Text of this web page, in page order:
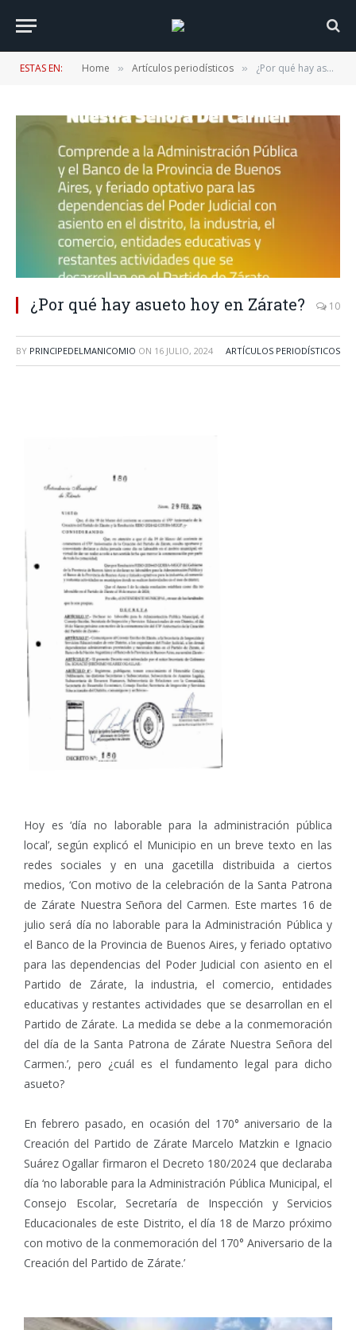
ESTAS EN: Home » Artículos periodísticos » ¿Por qué hay asueto hoy en Zárate?
¿Por qué hay asueto hoy en Zárate? 10
BY PRINCIPEDELMANICOMIO ON 16 JULIO, 2024 ARTÍCULOS PERIODÍSTICOS
Hoy es ‘día no laborable para la administración pública
local’, según explicó el Municipio en un breve texto en las
redes sociales y en una gacetilla distribuida a ciertos
medios, ‘Con motivo de la celebración de la Santa Patrona
de Zárate Nuestra Señora del Carmen. Este martes 16 de
julio será día no laborable para la Administración Pública y
el Banco de la Provincia de Buenos Aires, y feriado optativo
para las dependencias del Poder Judicial con asiento en el
Partido de Zárate, la industria, el comercio, entidades
educativas y restantes actividades que se desarrollan en el
Partido de Zárate. La medida se debe a la conmemoración
del día de la Santa Patrona de Zárate Nuestra Señora del
Carmen.’, pero ¿cuál es el fundamento legal para dicho
asueto?
En febrero pasado, en ocasión del 170° aniversario de la
Creación del Partido de Zárate Marcelo Matzkin e Ignacio
Suárez Ogallar firmaron el Decreto 180/2024 que declaraba
día ‘no laborable para la Administración Pública Municipal, el
Consejo Escolar, Secretaría de Inspección y Servicios
Educacionales de este Distrito, el día 18 de Marzo próximo
con motivo de la conmemoración del 170° Aniversario de la
Creación del Partido de Zárate.’